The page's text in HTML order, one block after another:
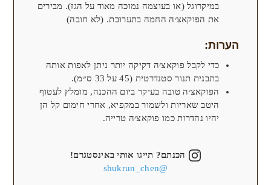
במיקרוגל (או בעוצמה נמוכה מאוד על הגז). מבירים
את הפוקאצ׳ה החמה בתערובת. (לא חובה)
הערות:
כדי לקבל פוקאצ׳ה דקיקה יותר ניתן לאפות אותה
בתבנית תנור סטנדרטית (45 על 33 ס״מ).
הפוקאצ׳ה טובה בעיקר ביום ההכנה, מומלץ לעטוף
היטב שאריות ולשמור במקפיא, אחרי חימום קל הן
יהיו נהדרות כמו פוקאצ׳ה טרייה.
הכנתם? תייגו אותי באינסטגרם!
@shukrun_chen